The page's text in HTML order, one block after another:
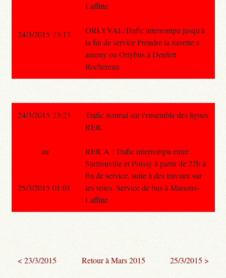
Laffitte
ORLYVAL:Trafic interrompu jusqu'à
la fin de service Prendre la navette a
antony ou Orlybus à Denfert
Rochereau.
24/3/2015 23:17
24/3/2015 23:23
Trafic normal sur l'ensemble des lignes
RER.
RER A : Trafic interrompu entre
Sartrouville et Poissy à partir de 22h à
fin de service, suite à des travaux sur
les voies. Service de bus à Maisons-
Laffitte
au
25/3/2015 01:01
< 23/3/2015 Retour à Mars 2015 25/3/2015 >